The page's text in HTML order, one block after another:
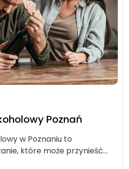
Poznań
w Poznaniu to
które może przynieść…